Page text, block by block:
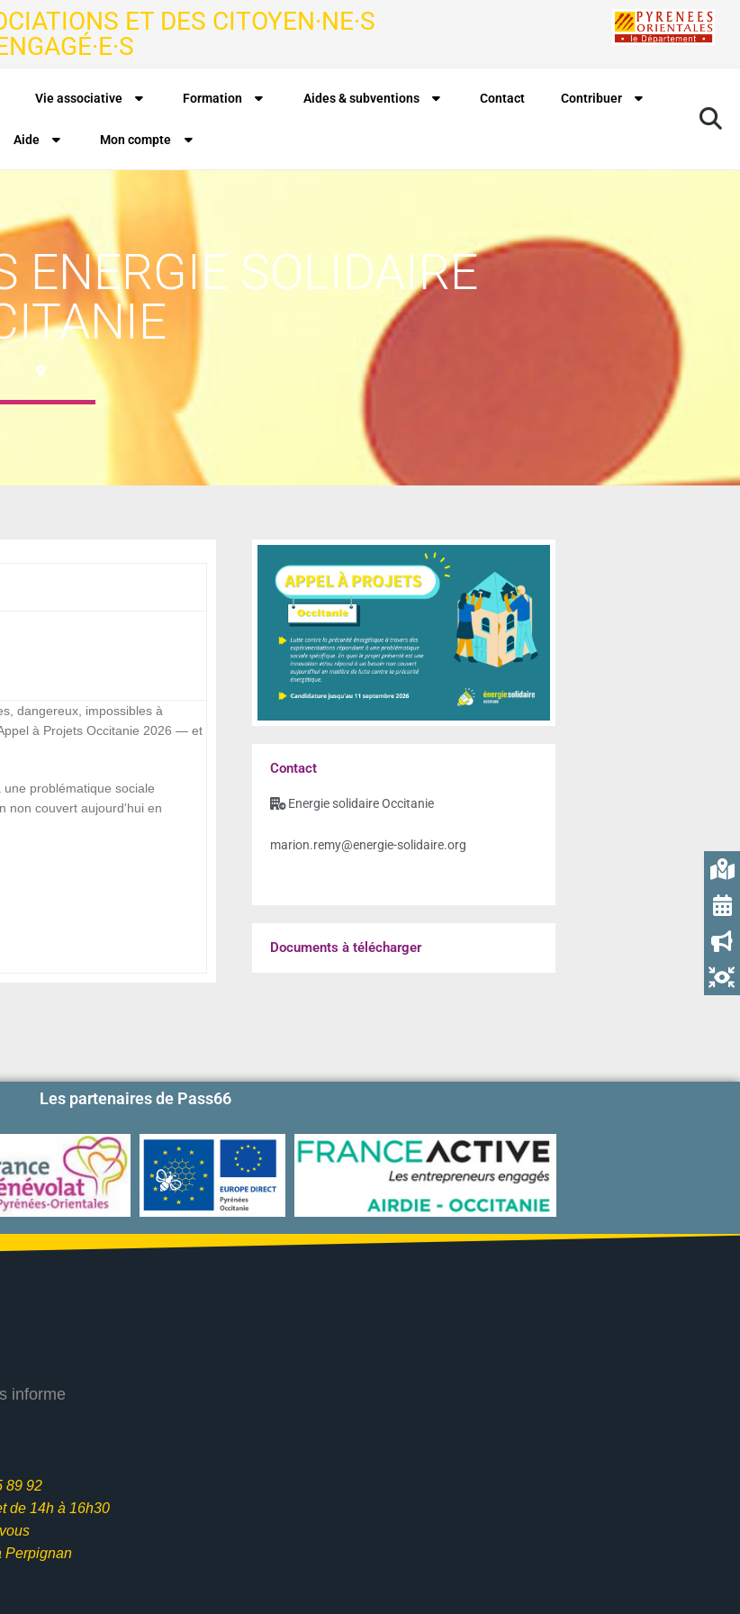
ET DES CITOYEN·NE·S
Vie associative Formation Aides & subventions Contact Contribuer
Aide Mon compte
ENERGIE SOLIDAIRE
dangereux, impossibles à
à Projets Occitanie 2026 — et
problématique sociale
non couvert aujourd'hui en
Contact
Energie solidaire Occitanie
marion.remy@energie-solidaire.org
Documents à télécharger
Les partenaires de Pass66
informe
89 92
de 14h à 16h30
Perpignan